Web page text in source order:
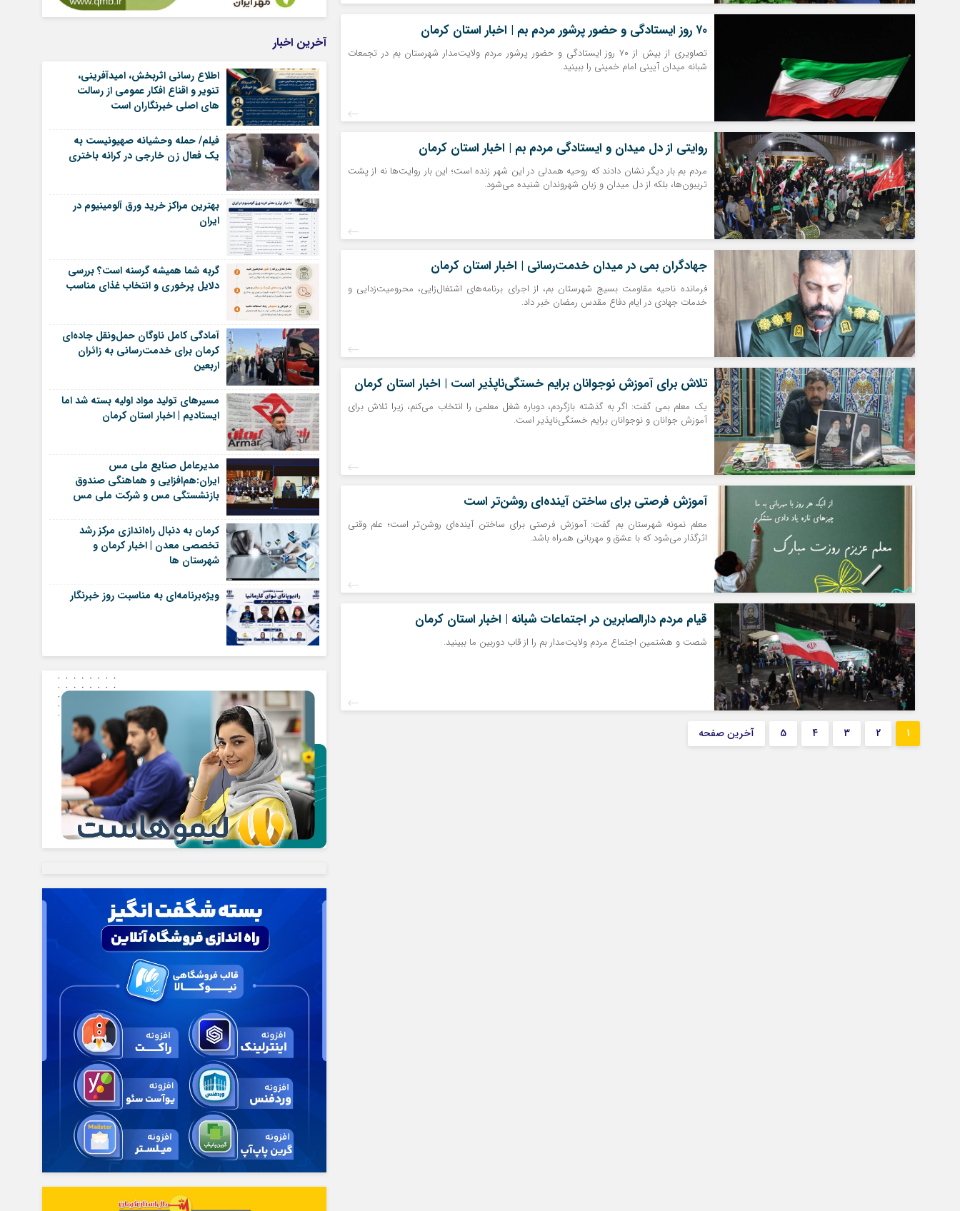
۷۰ روز ایستادگی و حضور پرشور مردم بم | اخبار استان کرمان
تصاویری از بیش از ۷۰ روز ایستادگی و حضور پرشور مردم ولایت‌مدار شهرستان بم در تجمعات
شبانه میدان آیینی امام خمینی را ببینید.
روایتی از دل میدان و ایستادگی مردم بم | اخبار استان کرمان
مردم بم بار دیگر نشان دادند که روحیه همدلی در این شهر زنده است؛ این بار روایت‌ها نه از پشت
تریبون‌ها، بلکه از دل میدان و زبان شهروندان شنیده می‌شود.
جهادگران بمی در میدان خدمت‌رسانی | اخبار استان کرمان
فرمانده ناحیه مقاومت بسیج شهرستان بم، از اجرای برنامه‌های اشتغال‌زایی، محرومیت‌زدایی و
خدمات جهادی در ایام دفاع مقدس رمضان خبر داد.
تلاش برای آموزش نوجوانان برایم خستگی‌ناپذیر است | اخبار استان کرمان
یک معلم بمی گفت: اگر به گذشته بازگردم، دوباره شغل معلمی را انتخاب می‌کنم، زیرا تلاش برای
آموزش جوانان و نوجوانان برایم خستگی‌ناپذیر است.
آموزش فرصتی برای ساختن آینده‌ای روشن‌تر است
معلم نمونه شهرستان بم گفت: آموزش فرصتی برای ساختن آینده‌ای روشن‌تر است؛ علم وقتی
اثرگذار می‌شود که با عشق و مهربانی همراه باشد.
قیام مردم دارالصابرین در اجتماعات شبانه | اخبار استان کرمان
شصت‌ و هشتمین اجتماع مردم ولایت‌مدار بم را از قاب دوربین ما ببینید.
1
2
3
4
5 آخرین صفحه
آخرین اخبار
اطلاع رسانی اثربخش، امیدآفرینی،
تنویر و اقناع افکار عمومی از رسالت
های اصلی خبرنگاران است
فیلم/ حمله وحشیانه صهیونیست به
یک فعال زن خارجی در کرانه باختری
بهترین مراکز خرید ورق آلومینیوم در
ایران
گربه شما همیشه گرسنه است؟ بررسی
دلایل پرخوری و انتخاب غذای مناسب
آمادگی کامل ناوگان حمل‌ونقل جاده‌ای
کرمان برای خدمت‌رسانی به زائران
اربعین
مسیرهای تولید مواد اولیه بسته شد اما
ایستادیم | اخبار استان کرمان
مدیرعامل صنایع ملی مس
ایران:هم‌افزایی و هماهنگی صندوق
بازنشستگی مس و شرکت ملی مس
کرمان به دنبال راه‌اندازی مرکز رشد
تخصصی معدن | اخبار کرمان و
شهرستان ها
ویژه‌برنامه‌ای به مناسبت روز خبرنگار